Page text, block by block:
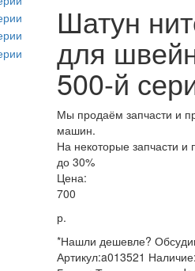
Шатун
для
500-й
Мы продаём запчасти и
машин.
На некоторые запчасти
до 30%
Цена:
700
р.
*Нашли дешевле?
Артикул:a013521 Наличие: